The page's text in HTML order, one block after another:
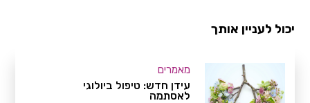
יכול לעניין אותך
מאמרים
עידן חדש: טיפול ביולוגי
לאסתמה